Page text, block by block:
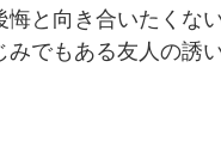
悔と向き合いたくな
みでもある友人の誘